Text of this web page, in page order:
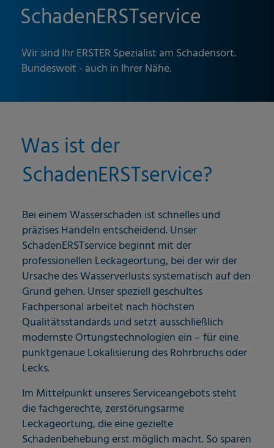
SchadenERSTservice
Wir sind Ihr ERSTER Spezialist am Schadensort.
Bundesweit - auch in Ihrer Nähe.
Was ist der
SchadenERSTservice?
Bei einem Wasserschaden ist schnelles und
präzises Handeln entscheidend. Unser
SchadenERSTservice beginnt mit der
professionellen Leckageortung, bei der wir der
Ursache des Wasserverlusts systematisch auf den
Grund gehen. Unser speziell geschultes
Fachpersonal arbeitet nach höchsten
Qualitätsstandards und setzt ausschließlich
modernste Ortungstechnologien ein – für eine
punktgenaue Lokalisierung des Rohrbruchs oder
Lecks.
Im Mittelpunkt unseres Serviceangebots steht
die fachgerechte, zerstörungsarme
Leckageortung, die eine gezielte
Schadenbehebung erst möglich macht. So sparen